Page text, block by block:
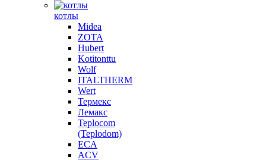
котлы
Midea
ZOTA
Hubert
Kotitonttu
Wolf
ITALTHERM
Wert
Термекс
Лемакс
Teplocom
(Teplodom)
ECA
ACV